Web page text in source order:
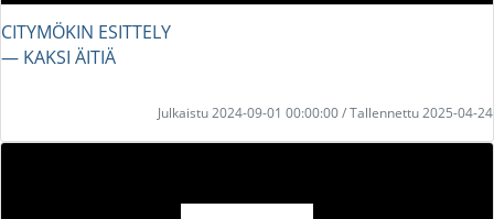
CITYMÖKIN ESITTELY
― KAKSI ÄITIÄ
Julkaistu 2024-09-01 00:00:00 / Tallennettu 2025-04-24